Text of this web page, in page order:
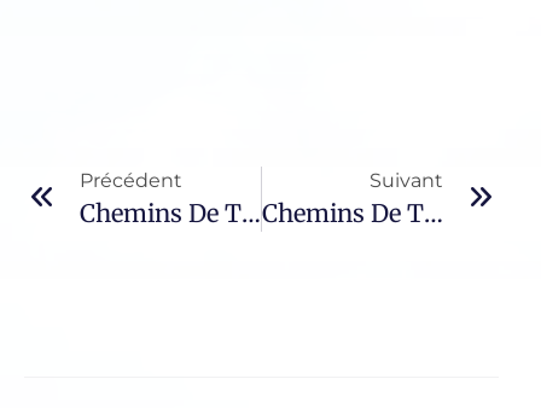
Précédent
Chemins De Traverse – 763 / Jean Sénac
Suivant
Chemins De Traverse – 124 / Léon-Paul Fargue